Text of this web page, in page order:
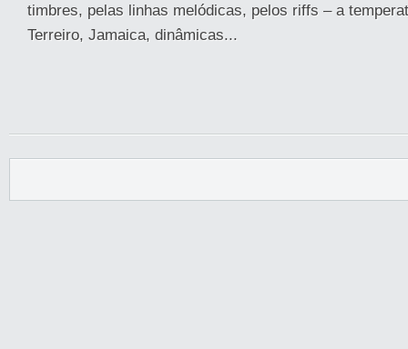
timbres, pelas linhas melódicas, pelos riffs – a
Terreiro, Jamaica, dinâmicas...